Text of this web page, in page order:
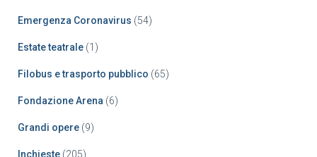
Emergenza Coronavirus (54)
Estate teatrale (1)
Filobus e trasporto pubblico (65)
Fondazione Arena (6)
Grandi opere (9)
Inchieste (205)